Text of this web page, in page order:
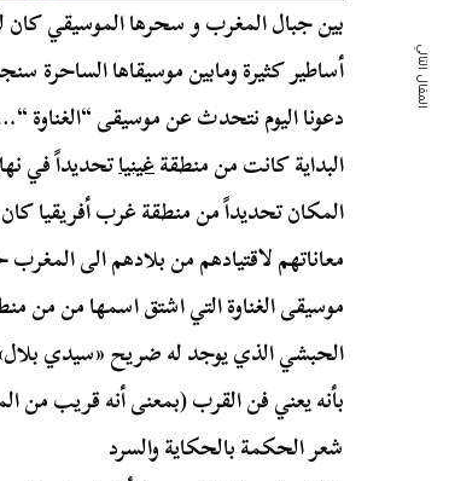
بين جبال المغرب و سحرها الموسيقي
أساطير كثيرة ومابين موسيقاها الساحرة
دعونا اليوم نتحدث عن موسيقى “الغناوة
البداية كانت من منطقةغينياتحديداً في
المكان تحديداً من منطقة غرب أفريقيا
معاناتهم لاقتيادهم من بلادهم الى
موسيقى الغناوة التي اشتق اسمها من من
الحبشي الذي يوجد له ضريح «سيدي
بأنه يعني فن القرب (بمعنى أنه قريب من
شعر الحكمة بالحكاية والسرد
المقال التالي